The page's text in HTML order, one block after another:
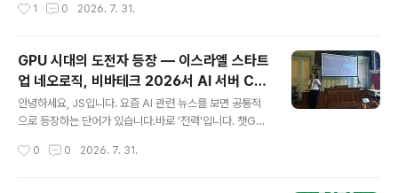
만 명이 방문하며 나름 선방했으나, 속초에 집중된 쏠림 현
9일 발표한 '게임 심층 분석: 액션 및 전략' 리포트에서, 넥
기준 전 세계 3위, 펄어비스의 '붉은사막' 이 6위 를 기록했
다는 소식이 화제입니다.국산 게임이 글로벌 최상위권을
나란히 점령했다는 사실 자체도 놀랍지만, 그 배경에 있는
글로벌 게임 시장의 구조 변화 역시 매우 흥미롭습니다. 오
늘은 이 리포트의 핵심 내용을 꼼꼼히 정리하고, 한국 게임
센서타워 '게임 심층 분석: 액션 및 전략' 리포트 2026년
1 0 2026. 7. 31.
GPU 시대의 도전자 등장 — 이스라엘 스타트
업 네오로직, 비바테크 2026서 AI 서버 CP
U로 세계를 겨누다
안녕하세요, JS입니다. 요즘 AI 관련 뉴스를 보면 공통적
으로 등장하는 단어가 있습니다.바로 '전력'입니다. 챗GP
GPU 비용이 천문학적으로 늘어나는 가운데, 이 문제를 정
0 0 2026. 7. 31.